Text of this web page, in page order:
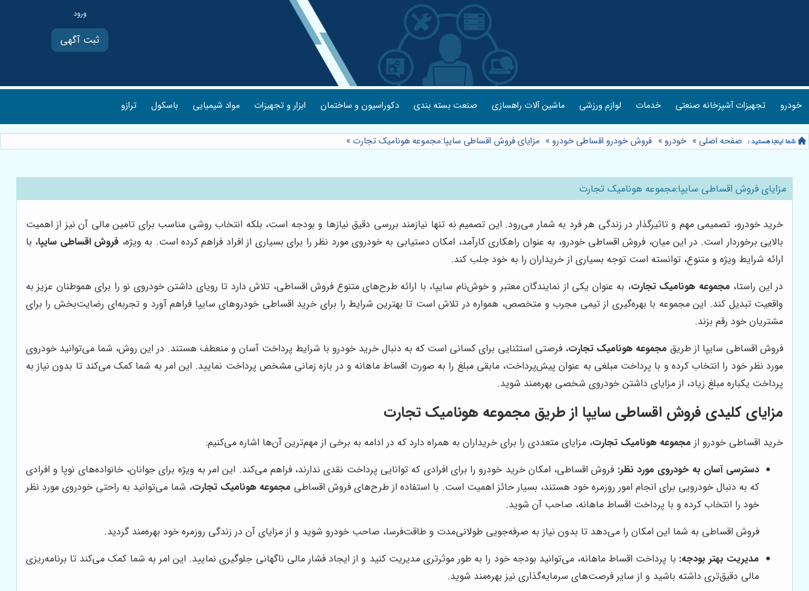
ثبت آگهی
خودرو تجهیزات آشپزخانه صنعتی خدمات لوازم ورزشی ماشین آلات راهسازی صنعت بسته بندی دکوراسیون و ساختمان ابزار و تجهیزات مواد شیمیایی باسکول ترازو
صفحه اصلی » خودرو » فروش خودرو اقساطی خودرو » مزایای فروش اقساطی سایپا:مجموعه هونامیک تجارت »
مزایای فروش اقساطی سایپا:مجموعه هونامیک تجارت
خرید خودرو، تصمیمی مهم و تاثیرگذار در زندگی هر فرد به شمار می‌رود. این تصمیم نه تنها نیازمند بررسی دقیق نیازها و بودجه است، بلکه انتخاب روشی مناسب برای تامین مالی آن نیز از اهمیت
بالایی برخوردار است. در این میان، فروش اقساطی خودرو، به عنوان راهکاری کارآمد، امکان دستیابی به خودروی مورد نظر را برای بسیاری از افراد فراهم کرده است. به ویژه، فروش اقساطی سایپا، با
ارائه شرایط ویژه و متنوع، توانسته است توجه بسیاری از خریداران را به خود جلب کند.
در این راستا، مجموعه هونامیک تجارت، به عنوان یکی از نمایندگان معتبر و خوش‌نام سایپا، با ارائه طرح‌های متنوع فروش اقساطی، تلاش دارد تا رویای داشتن خودروی نو را برای هموطنان عزیز به
واقعیت تبدیل کند. این مجموعه با بهره‌گیری از تیمی مجرب و متخصص، همواره در تلاش است تا بهترین شرایط را برای خرید اقساطی خودروهای سایپا فراهم آورد و تجربه‌ای رضایت‌بخش را برای
مشتریان خود رقم بزند.
فروش اقساطی سایپا از طریق مجموعه هونامیک تجارت، فرصتی استثنایی برای کسانی است که به دنبال خرید خودرو با شرایط پرداخت آسان و منعطف هستند. در این روش، شما می‌توانید خودروی
مورد نظر خود را انتخاب کرده و با پرداخت مبلغی به عنوان پیش‌پرداخت، مابقی مبلغ را به صورت اقساط ماهانه و در بازه زمانی مشخص پرداخت نمایید. این امر به شما کمک می‌کند تا بدون نیاز به
پرداخت یکباره مبلغ زیاد، از مزایای داشتن خودروی شخصی بهره‌مند شوید.
مزایای کلیدی فروش اقساطی سایپا از طریق مجموعه هونامیک تجارت
خرید اقساطی خودرو از مجموعه هونامیک تجارت، مزایای متعددی را برای خریداران به همراه دارد که در ادامه به برخی از مهم‌ترین آن‌ها اشاره می‌کنیم:
دسترسی آسان به خودروی مورد نظر: فروش اقساطی، امکان خرید خودرو را برای افرادی که توانایی پرداخت نقدی ندارند، فراهم می‌کند. این امر به ویژه برای جوانان، خانواده‌های نوپا و افرادی
که به دنبال خودرویی برای انجام امور روزمره خود هستند، بسیار حائز اهمیت است. با استفاده از طرح‌های فروش اقساطی مجموعه هونامیک تجارت، شما می‌توانید به راحتی خودروی مورد نظر
خود را انتخاب کرده و با پرداخت اقساط ماهانه، صاحب آن شوید.
فروش اقساطی به شما این امکان را می‌دهد تا بدون نیاز به صرفه‌جویی طولانی‌مدت و طاقت‌فرسا، صاحب خودرو شوید و از مزایای آن در زندگی روزمره خود بهره‌مند گردید.
مدیریت بهتر بودجه: با پرداخت اقساط ماهانه، می‌توانید بودجه خود را به طور موثرتری مدیریت کنید و از ایجاد فشار مالی ناگهانی جلوگیری نمایید. این امر به شما کمک می‌کند تا برنامه‌ریزی
مالی دقیق‌تری داشته باشید و از سایر فرصت‌های سرمایه‌گذاری نیز بهره‌مند شوید.